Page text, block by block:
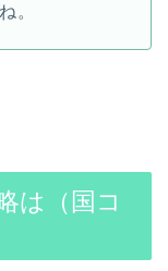
。
は（国コ